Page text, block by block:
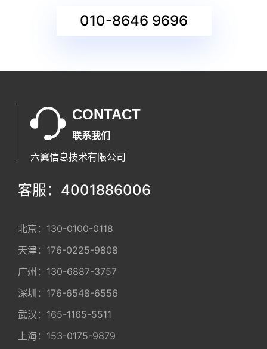
010-8646 9696
CONTACT
联系我们
六翼信息技术有限公司
客服：4001886006
北京： 130-0100-0118
天津： 176-0225-9808
广州： 130-6887-3757
深圳： 176-6548-6556
武汉： 165-1165-5511
上海： 153-0175-9879